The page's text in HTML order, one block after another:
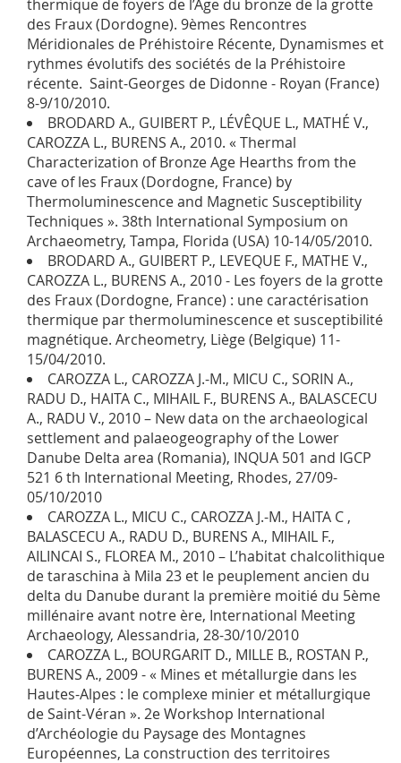
thermique de foyers de l’Âge du bronze de la grotte
des Fraux (Dordogne). 9èmes Rencontres
Méridionales de Préhistoire Récente, Dynamismes et
rythmes évolutifs des sociétés de la Préhistoire
récente. Saint-Georges de Didonne - Royan (France)
8-9/10/2010.
BRODARD A., GUIBERT P., LÉVÊQUE L., MATHÉ V.,
CAROZZA L., BURENS A., 2010. « Thermal
Characterization of Bronze Age Hearths from the
cave of les Fraux (Dordogne, France) by
Thermoluminescence and Magnetic Susceptibility
Techniques ». 38th International Symposium on
Archaeometry, Tampa, Florida (USA) 10-14/05/2010.
BRODARD A., GUIBERT P., LEVEQUE F., MATHE V.,
CAROZZA L., BURENS A., 2010 - Les foyers de la grotte
des Fraux (Dordogne, France) : une caractérisation
thermique par thermoluminescence et susceptibilité
magnétique. Archeometry, Liège (Belgique) 11-
15/04/2010.
CAROZZA L., CAROZZA J.-M., MICU C., SORIN A.,
RADU D., HAITA C., MIHAIL F., BURENS A., BALASCECU
A., RADU V., 2010 – New data on the archaeological
settlement and palaeogeography of the Lower
Danube Delta area (Romania), INQUA 501 and IGCP
521 6 th International Meeting, Rhodes, 27/09-
05/10/2010
CAROZZA L., MICU C., CAROZZA J.-M., HAITA C ,
BALASCECU A., RADU D., BURENS A., MIHAIL F.,
AILINCAI S., FLOREA M., 2010 – L’habitat chalcolithique
de taraschina à Mila 23 et le peuplement ancien du
delta du Danube durant la première moitié du 5ème
millénaire avant notre ère, International Meeting
Archaeology, Alessandria, 28-30/10/2010
CAROZZA L., BOURGARIT D., MILLE B., ROSTAN P.,
BURENS A., 2009 - « Mines et métallurgie dans les
Hautes-Alpes : le complexe minier et métallurgique
de Saint-Véran ». 2e Workshop International
d’Archéologie du Paysage des Montagnes
Européennes, La construction des territoires